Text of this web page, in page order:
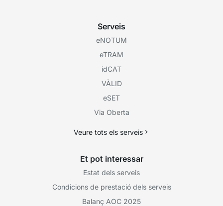
Serveis
eNOTUM
eTRAM
idCAT
VÀLID
eSET
Via Oberta
Veure tots els serveis
Et pot interessar
Estat dels serveis
Condicions de prestació dels serveis
Balanç AOC 2025